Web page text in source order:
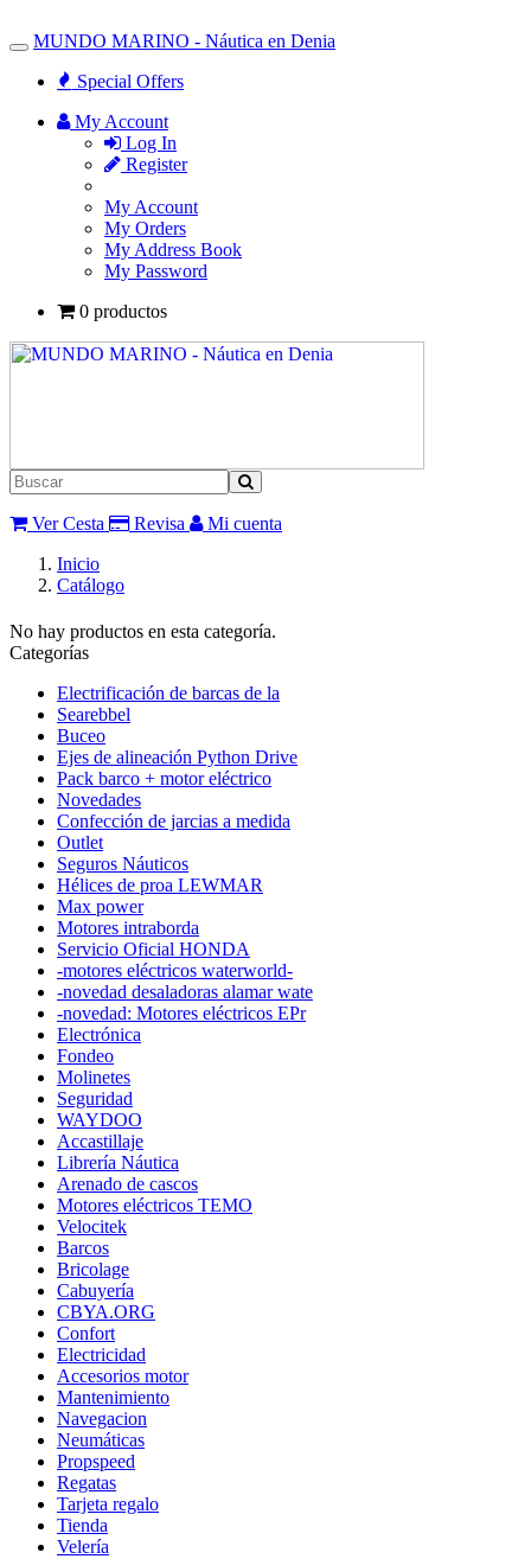
Toggle
Navigation
MUNDO MARINO - Náutica en Denia
Special Offers
My Account
Log In
Register
My Account
My Orders
My Address Book
My Password
0 productos
Ver Cesta Revisa
Mi cuenta
Inicio
Catálogo
No hay productos en esta categoría.
Categorías
Electrificación de barcas de la
Searebbel
Buceo
Ejes de alineación Python Drive
Pack barco + motor eléctrico
Novedades
Confección de jarcias a medida
Outlet
Seguros Náuticos
Hélices de proa LEWMAR
Max power
Motores intraborda
Servicio Oficial HONDA
-motores eléctricos waterworld-
-novedad desaladoras alamar wate
-novedad: Motores eléctricos EPr
Electrónica
Fondeo
Molinetes
Seguridad
WAYDOO
Accastillaje
Librería Náutica
Arenado de cascos
Motores eléctricos TEMO
Velocitek
Barcos
Bricolage
Cabuyería
CBYA.ORG
Confort
Electricidad
Accesorios motor
Mantenimiento
Navegacion
Neumáticas
Propspeed
Regatas
Tarjeta regalo
Tienda
Velería